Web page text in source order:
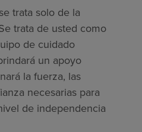
trata solo de la
trata de usted como
de cuidado
un apoyo
la fuerza, las
necesarias para
de independencia